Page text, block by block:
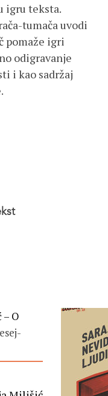
igru teksta.
tumača uvodi
pomaže igri
odigravanje
i kao sadržaj
O
esej-